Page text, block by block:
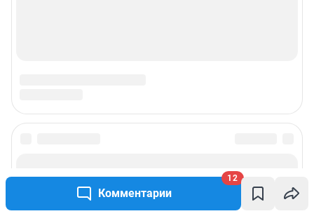
Комментарии
12